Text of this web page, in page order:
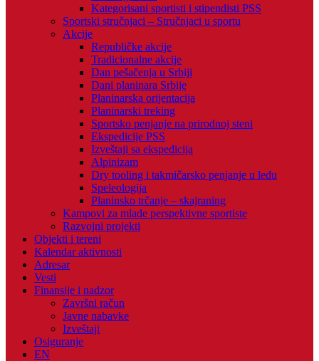
Kategorisani sportisti i stipendisti PSS
Sportski stručnjaci – Stručnjaci u sportu
Akcije
Republičke akcije
Tradicionalne akcije
Dan pešačenja u Srbiji
Dani planinara Srbije
Planinarska orijentacija
Planinarski treking
Sportsko penjanje na prirodnoj steni
Ekspedicije PSS
Izveštaji sa ekspedicija
Alpinizam
Dry tooling i takmičarsko penjanje u ledu
Speleologija
Planinsko trčanje – skajraning
Kampovi za mlade perspektivne sportiste
Razvojni projekti
Objekti i tereni
Kalendar aktivnosti
Adresar
Vesti
Finansije i nadzor
Završni račun
Javne nabavke
Izveštaji
Osiguranje
EN